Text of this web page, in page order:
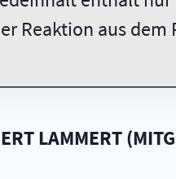
Reaktion aus
LAMMERT(